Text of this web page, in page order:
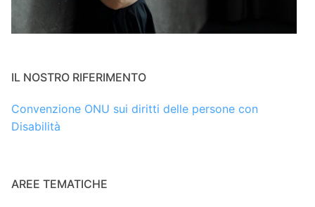
IL NOSTRO RIFERIMENTO
Convenzione ONU sui diritti delle persone con
Disabilità
AREE TEMATICHE